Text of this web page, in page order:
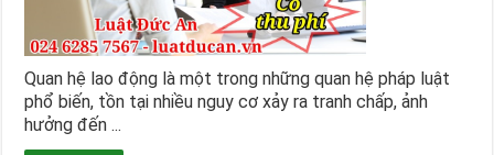
Quan hệ lao động là một trong những quan hệ pháp luật
phổ biến, tồn tại nhiều nguy cơ xảy ra tranh chấp, ảnh
hưởng đến ...